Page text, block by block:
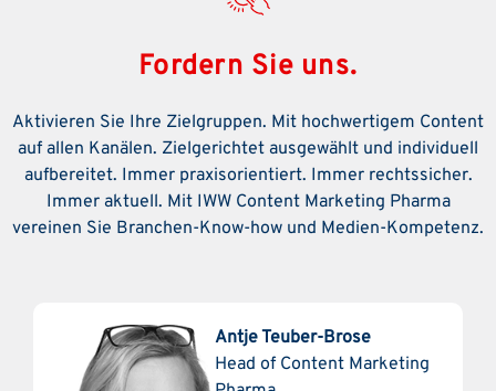
Fordern Sie uns.
Aktivieren Sie Ihre Zielgruppen. Mit hochwertigem Content
auf allen Kanälen. Zielgerichtet ausgewählt und individuell
aufbereitet. Immer praxisorientiert. Immer rechtssicher.
Immer aktuell. Mit IWW Content Marketing Pharma
vereinen Sie Branchen-Know-how und Medien-Kompetenz.
Antje Teuber-Brose
Head of Content Marketing